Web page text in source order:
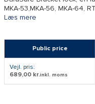
MKA-53,MKA-56, MKA-64,
Læs mere
Public price
Vejl. pris:
689,00 kr.inkl. moms